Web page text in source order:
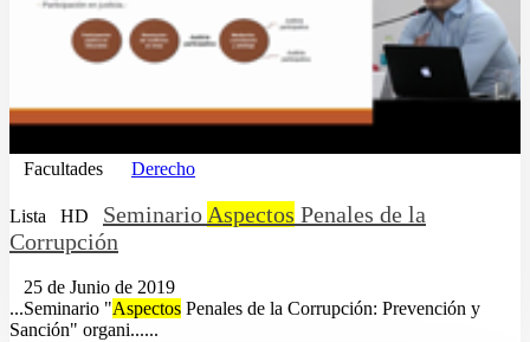
Facultades Derecho
Lista HD Seminario Aspectos Penales de la
Corrupción
25 de Junio de 2019
...Seminario "Aspectos Penales de la Corrupción: Prevención y
Sanción" organi......